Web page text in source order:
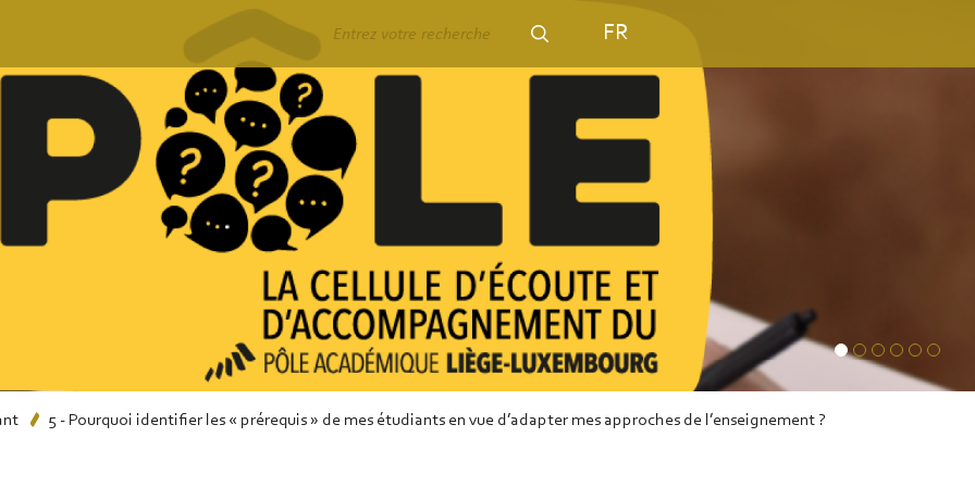
FR
5 - Pourquoi identifier les « prérequis » de mes étudiants en vue d’adapter mes approches de l’enseignement ?